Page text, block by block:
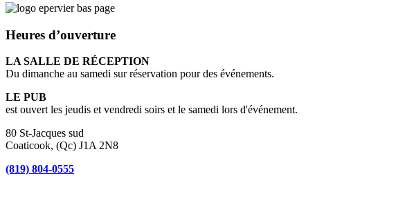
Heures d’ouverture
LA SALLE DE RÉCEPTION
Du dimanche au samedi sur réservation pour des événements.
LE PUB
est ouvert les jeudis et vendredi soirs et le samedi lors d'événement.
80 St-Jacques sud
Coaticook, (Qc) J1A 2N8
(819) 804-0555